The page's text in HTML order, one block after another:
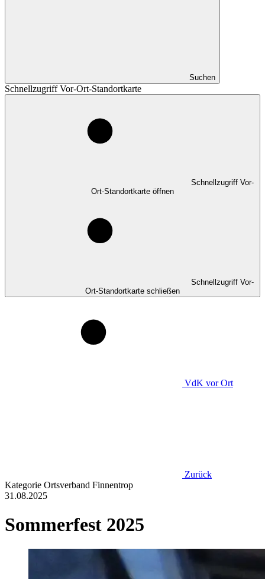
Suchen
Schnellzugriff Vor-Ort-Standortkarte
Schnellzugriff Vor-
Ort-Standortkarte öffnen
Schnellzugriff Vor-
Ort-Standortkarte schließen
VdK vor Ort
Zurück
Kategorie Ortsverband Finnentrop
31.08.2025
Sommerfest 2025